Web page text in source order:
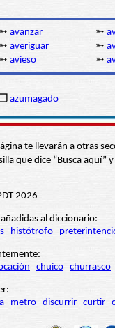
➳ avanzar ➳
➳ averiguar ➳
➳ avieso ➳
azumagado
te llevarán a otras
que dice “Busca
2026
al diccionario:
histótrofo
chuico churrasco
metro discurrir curtir